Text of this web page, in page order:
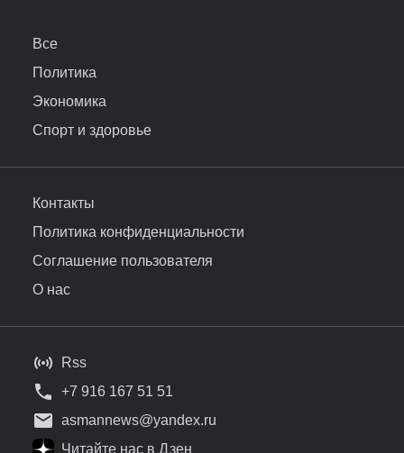
Все
Политика
Экономика
Спорт и здоровье
Контакты
Политика конфиденциальности
Соглашение пользователя
О нас
Rss
+7 916 167 51 51
asmannews@yandex.ru
Читайте нас в Дзен